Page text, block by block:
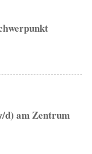
am Zentrum